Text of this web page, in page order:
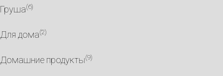
Груша(6)
Для дома(2)
Домашние продукты(9)